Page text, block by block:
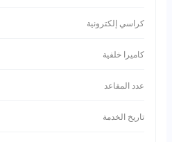
كراسي إلكترونية
كاميرا خلفية
عدد المقاعد
تاريخ الخدمة